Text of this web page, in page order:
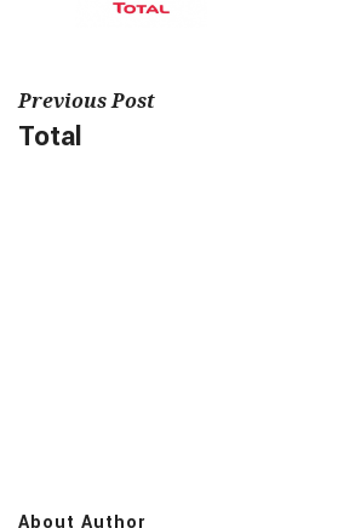
Previous Post
Total
About Author